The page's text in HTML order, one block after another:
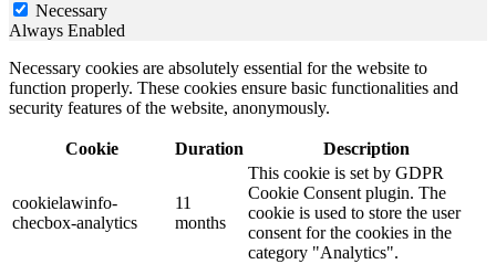
Necessary
Always Enabled
Necessary cookies are absolutely essential for the website to
function properly. These cookies ensure basic functionalities and
security features of the website, anonymously.
Cookie Duration Description
cookielawinfo-
checbox-analytics
11
months
This cookie is set by GDPR
Cookie Consent plugin. The
cookie is used to store the user
consent for the cookies in the
category "Analytics".